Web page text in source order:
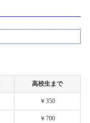
止期間延長のお知らせ
間延長のお知らせ
高校生まで
￥350
￥700